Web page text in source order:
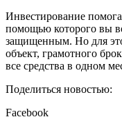
Инвестирование
помощью которого вы
защищенным. Но для
объект, грамотного
все средства в одном
Поделиться новостью:
Facebook